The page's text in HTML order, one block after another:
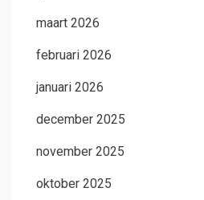
maart 2026
februari 2026
januari 2026
december 2025
november 2025
oktober 2025